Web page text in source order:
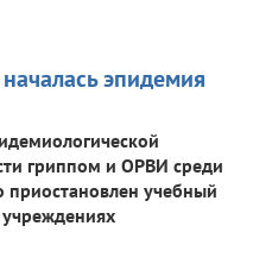
эпидемия
гриппом и ОРВИ среди
приостановлен учебный